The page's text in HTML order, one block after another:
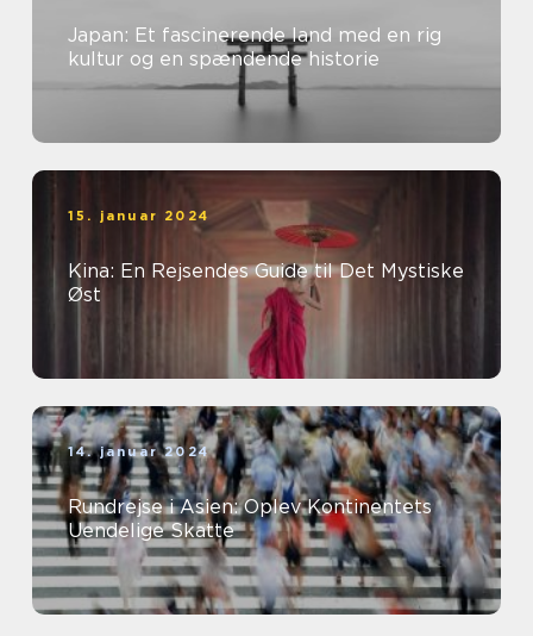
Japan: Et fascinerende land med en rig
kultur og en spændende historie
15. januar 2024
Kina: En Rejsendes Guide til Det Mystiske
Øst
14. januar 2024
Rundrejse i Asien: Oplev Kontinentets
Uendelige Skatte